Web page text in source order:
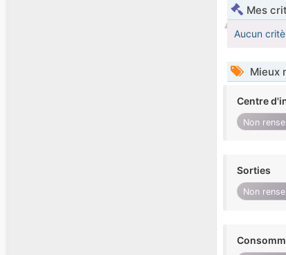
Mes
Aucun
Mieux
Centre
Non
Sorties
Non